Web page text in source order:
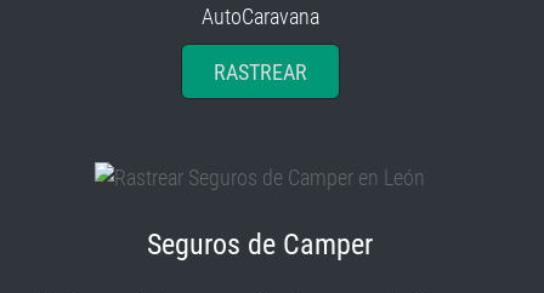
RASTREAR
Rastrear coberturas y precios de seguros de Camper